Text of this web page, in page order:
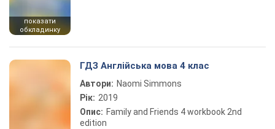
показати
обкладинку
ГДЗ Англійська мова 4 клас
Автори: Naomi Simmons
Рік: 2019
Опис: Family and Friends 4 workbook 2nd
edition